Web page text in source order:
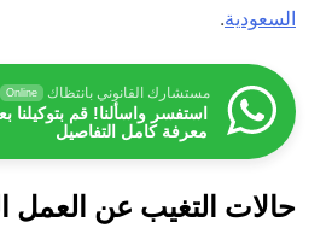
السعودية.
مستشارك القانوني بانتظاك Online
استفسر واسألنا! قم بتوكيلنا
معرفة كامل التفاصيل
حالات التغيب عن